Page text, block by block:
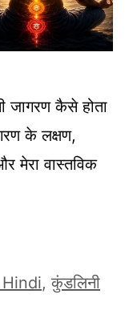
जागरण कैसे होता
के लक्षण,
मेरा वास्तविक
,कुंडलिनी